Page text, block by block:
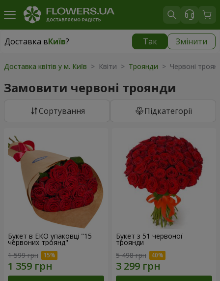
Доставка вКиїв? Так Змінити
Доставка вКиїв
Доставка квітів у м. Київ > Квіти > Троянди > Червоні
Замовити червоні троянди
Сортування Підкатегорії
Букет в ЕКО упаковці "15
червоних троянд"
1 599 грн
Букет з 51 червоної
троянди
5 498 грн